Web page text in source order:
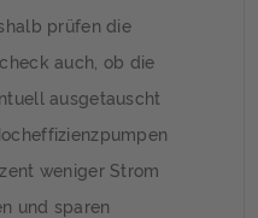
prüfen die
auch, ob die
ausgetauscht
weniger Strom
und sparen